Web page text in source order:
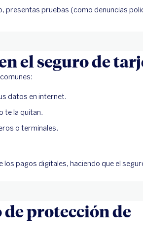
presentas pruebas (como denuncias
el seguro de
datos en internet.
te la quitan.
o terminales.
pagos digitales, haciendo que el
de protección de